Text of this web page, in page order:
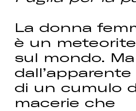
La donna
è un
sul mondo.
di un cumulo
macerie che